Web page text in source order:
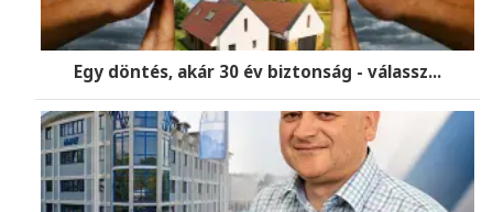
Egy döntés, akár 30 év biztonság - válassz...